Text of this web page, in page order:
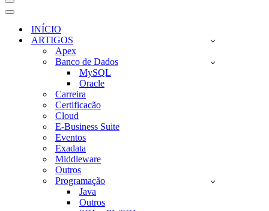
Menu
de
navegação
Menu
navegaçãoINÍCIO
ARTIGOS
Apex
Banco de Dados
MySQL
Oracle
Carreira
Certificacão
Cloud
E-Business Suite
Eventos
Exadata
Middleware
Outros
Programação
Java
Outros